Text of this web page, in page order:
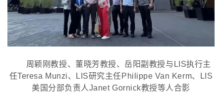
周颖刚教授、董晓芳教授、岳阳副教授与 LIS执行主
任Teresa Munzi、LIS研究主任Philippe Van Kerm、LIS
美国分部负责人Janet Gornick教授等人合影